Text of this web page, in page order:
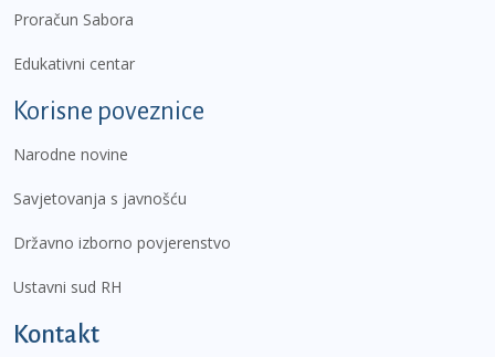
Proračun Sabora
Edukativni centar
Korisne poveznice
Narodne novine
Savjetovanja s javnošću
Državno izborno povjerenstvo
Ustavni sud RH
Kontakt